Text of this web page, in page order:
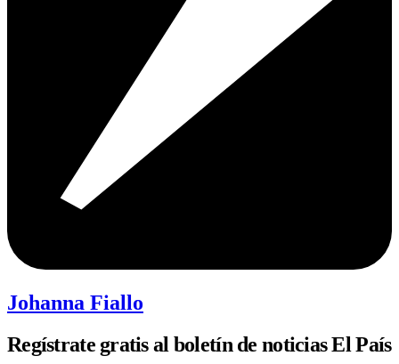
Johanna Fiallo
Regístrate gratis al boletín de noticias El País